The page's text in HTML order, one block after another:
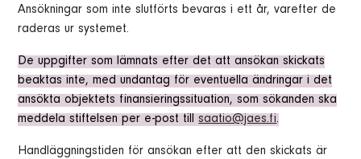
Ansökningar som inte slutförts bevaras i ett år, varefter de
raderas ur systemet.
De uppgifter som lämnats efter det att ansökan skickats
beaktas inte, med undantag för eventuella ändringar i det
ansökta objektets finansieringssituation, som sökanden ska
meddela stiftelsen per e-post tillsaatio@jaes.fi.
Handläggningstiden för ansökan efter att den skickats är